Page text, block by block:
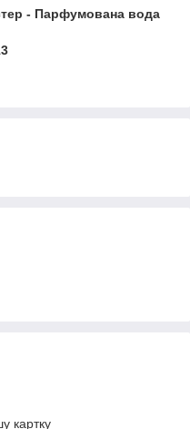
- Парфумована вода
картку